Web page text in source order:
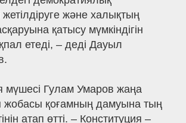
жетілдіруге және халықтың
қатысу мүмкіндігін
етеді, – деді Дауыл
мүшесі Гулам Умаров жаңа
жобасы қоғамның дамуына тың
атап өтті. – Конституция –